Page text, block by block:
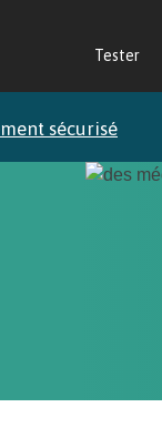
Tester
sécurisé